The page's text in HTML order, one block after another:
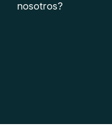
nosotros?